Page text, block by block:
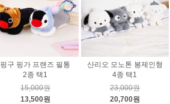
핑구 핑가 프랜즈 필통
2종 택1
15,000원
13,500원
산리오 모노톤 봉제인형
4종 택1
23,000원
20,700원